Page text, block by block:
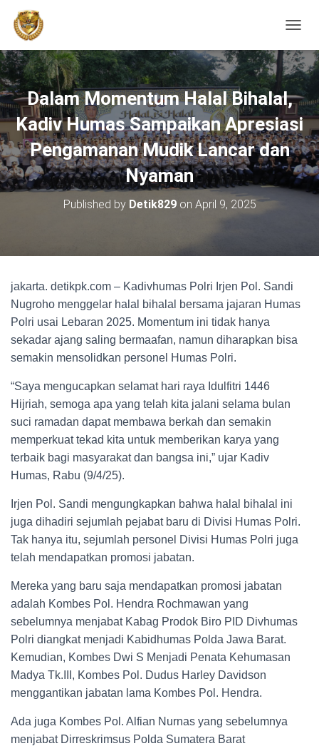
Dalam Momentum Halal Bihalal,
Kadiv Humas Sampaikan Apresiasi
Pengamanan Mudik Lancar dan
Nyaman
Published by Detik829on April 9, 2025
jakarta. detikpk.com – Kadivhumas Polri Irjen Pol. Sandi
Nugroho menggelar halal bihalal bersama jajaran Humas
Polri usai Lebaran 2025. Momentum ini tidak hanya
sekadar ajang saling bermaafan, namun diharapkan bisa
semakin mensolidkan personel Humas Polri.
“Saya mengucapkan selamat hari raya Idulfitri 1446
Hijriah, semoga apa yang telah kita jalani selama bulan
suci ramadan dapat membawa berkah dan semakin
memperkuat tekad kita untuk memberikan karya yang
terbaik bagi masyarakat dan bangsa ini,” ujar Kadiv
Humas, Rabu (9/4/25).
Irjen Pol. Sandi mengungkapkan bahwa halal bihalal ini
juga dihadiri sejumlah pejabat baru di Divisi Humas Polri.
Tak hanya itu, sejumlah personel Divisi Humas Polri juga
telah mendapatkan promosi jabatan.
Mereka yang baru saja mendapatkan promosi jabatan
adalah Kombes Pol. Hendra Rochmawan yang
sebelumnya menjabat Kabag Prodok Biro PID Divhumas
Polri diangkat menjadi Kabidhumas Polda Jawa Barat.
Kemudian, Kombes Dwi S Menjadi Penata Kehumasan
Madya Tk.III, Kombes Pol. Dudus Harley Davidson
menggantikan jabatan lama Kombes Pol. Hendra.
Ada juga Kombes Pol. Alfian Nurnas yang sebelumnya
menjabat Dirreskrimsus Polda Sumatera Barat